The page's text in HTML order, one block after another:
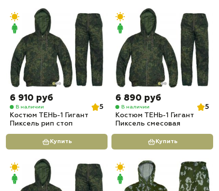
6 910 руб
В наличии
5
Костюм ТЕНЬ-1 Гигант
Пиксель рип стоп
Купить
6 890 руб
В наличии
5
Костюм ТЕНЬ-1 Гигант
Пиксель смесовая
Купить